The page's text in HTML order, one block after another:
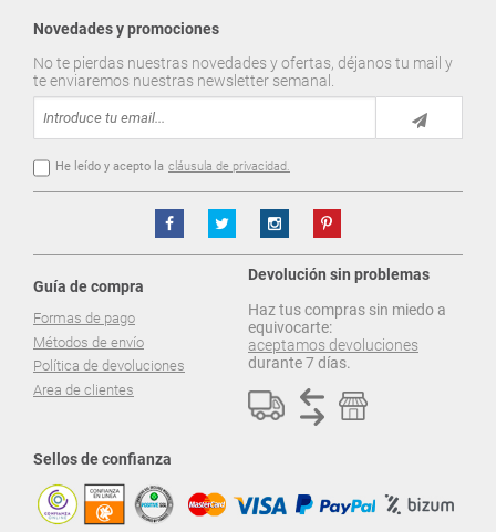
Novedades y promociones
No te pierdas nuestras novedades y ofertas, déjanos tu mail y
te enviaremos nuestras newsletter semanal.
He leído y acepto la cláusula de privacidad.
Guía de compra
Formas de pago
Métodos de envío
Política de devoluciones
Area de clientes
Devolución sin problemas
Haz tus compras sin miedo a
equivocarte:
aceptamos devoluciones
durante 7 días.
Sellos de confianza